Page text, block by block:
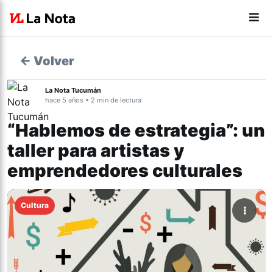
← Volver
La Nota Tucumán
hace 5 años • 2 min de lectura
“Hablemos de estrategia”: un
taller para artistas y
emprendedores culturales
Cultura